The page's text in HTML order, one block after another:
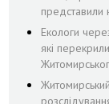
представили
Екологи
які